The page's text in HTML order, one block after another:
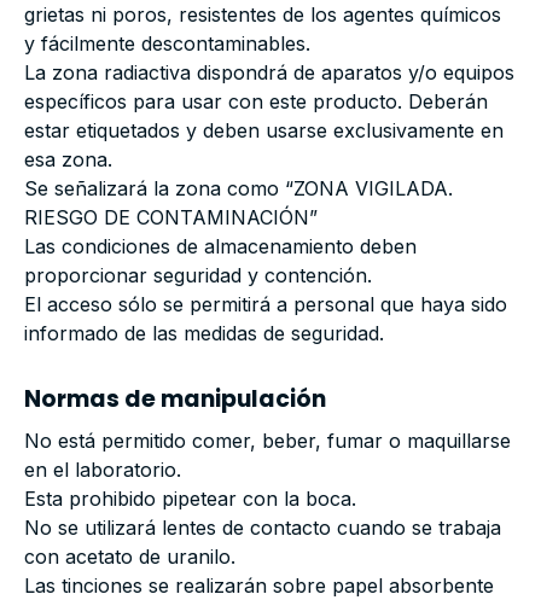
grietas ni poros, resistentes de los agentes químicos
y fácilmente descontaminables.
La zona radiactiva dispondrá de aparatos y/o equipos
específicos para usar con este producto. Deberán
estar etiquetados y deben usarse exclusivamente en
esa zona.
Se señalizará la zona como “ZONA VIGILADA.
RIESGO DE CONTAMINACIÓN”
Las condiciones de almacenamiento deben
proporcionar seguridad y contención.
El acceso sólo se permitirá a personal que haya sido
informado de las medidas de seguridad.
Normas de manipulación
No está permitido comer, beber, fumar o maquillarse
en el laboratorio.
Esta prohibido pipetear con la boca.
No se utilizará lentes de contacto cuando se trabaja
con acetato de uranilo.
Las tinciones se realizarán sobre papel absorbente